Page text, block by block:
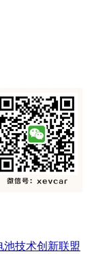
池技术创新联盟